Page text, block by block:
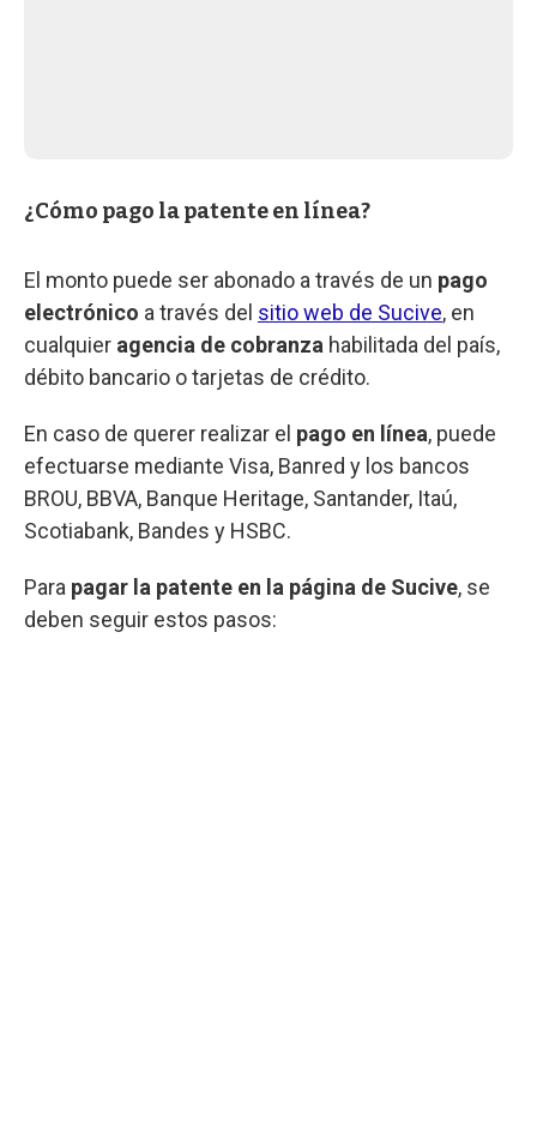
¿Cómo pago la patente en línea?
El monto puede ser abonado a través de un pago
electrónico a través del sitio web de Sucive, en
cualquier agencia de cobranza habilitada del país,
débito bancario o tarjetas de crédito.
En caso de querer realizar el pago en línea, puede
efectuarse mediante Visa, Banred y los bancos
BROU, BBVA, Banque Heritage, Santander, Itaú,
Scotiabank, Bandes y HSBC.
Para pagar la patente en la página de Sucive, se
deben seguir estos pasos: